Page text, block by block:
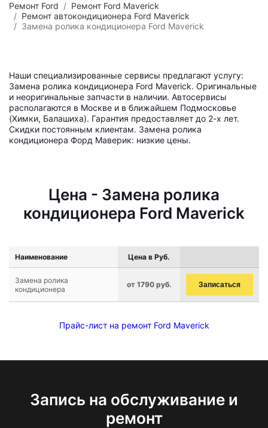
Ремонт Ford
Ремонт Ford Maverick
Ремонт автокондиционера Ford Maverick
Замена ролика кондиционера Ford Maverick
Наши специализированные сервисы предлагают услугу:
Замена ролика кондиционера Ford Maverick. Оригинальные
и неоригинальные запчасти в наличии. Автосервисы
располагаются в Москве и в ближайшем Подмосковье
(Химки, Балашиха). Гарантия предоставляет до 2-х лет.
Скидки постоянным клиентам. Замена ролика
кондиционера Форд Маверик: низкие цены.
Цена - Замена ролика
кондиционера Ford Maverick
Наименование Цена в Руб.
Замена ролика
кондиционера
от 1790 руб. Записаться
Прайс-лист на ремонт Ford Maverick
Запись на обслуживание и
ремонт